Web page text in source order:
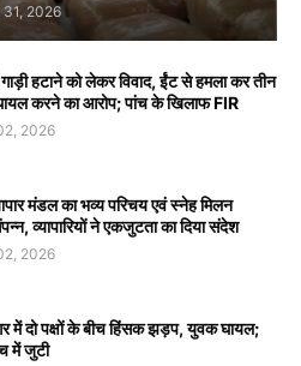
2026
हटाने को लेकर विवाद, ईंट से हमला कर तीन
करने का आरोप; पांच के खिलाफ FIR
2026
मंडल का भव्य परिचय एवं स्नेह मिलन
व्यापारियों ने एकजुटता का दिया संदेश
2026
में दो पक्षों के बीच हिंसक झड़प, युवक घायल;
में जुटी